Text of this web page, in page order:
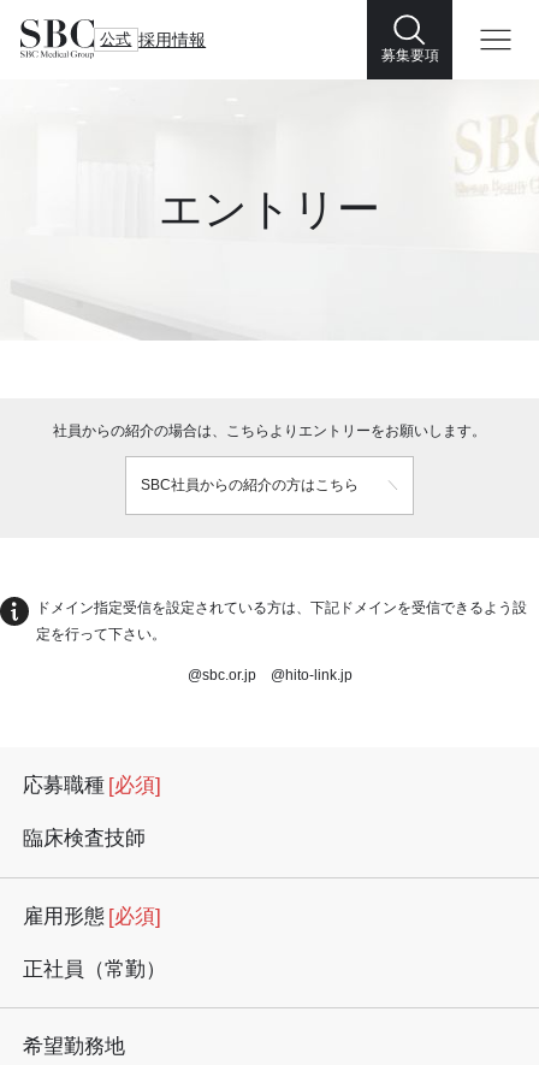
公式 採用情報
募集要項
エントリー
社員からの紹介の場合は、こちらよりエントリーをお願いします。
SBC社員からの紹介の方はこちら
ドメイン指定受信を設定されている方は、下記ドメインを受信できるよう設
定を行って下さい。
@sbc.or.jp @hito-link.jp
応募職種 [必須]
臨床検査技師
雇用形態 [必須]
正社員（常勤）
希望勤務地